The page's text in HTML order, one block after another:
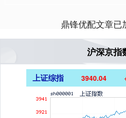
鼎锋优配文章已
沪深京指
上证综指 3940.04